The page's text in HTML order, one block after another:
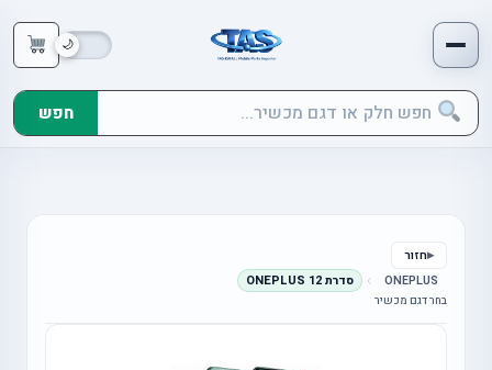
חפש
חזור
ONEPLUS
סדרת ONEPLUS 12
בחר דגם מכשיר